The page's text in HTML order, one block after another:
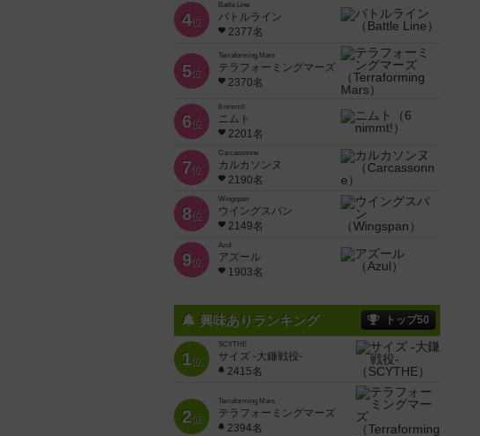
4位
Battle Line
バトルライン
2377名
5位
Terraforming Mars
テラフォーミングマーズ
2370名
6位
6 nimmt!
ニムト
2201名
7位
Carcassonne
カルカソンヌ
2190名
8位
Wingspan
ウイングスパン
2149名
9位
Azul
アズール
1903名
興味ありランキング トップ50
1位
SCYTHE
サイズ -大鎌戦役-
2415名
2位
Terraforming Mars
テラフォーミングマーズ
2394名